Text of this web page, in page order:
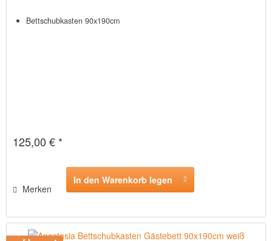
Bettschubkasten 90x190cm
125,00 € *
Merken
In den Warenkorb legen